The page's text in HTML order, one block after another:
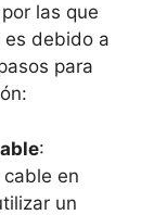
las que
es debido a
para
:
en
un